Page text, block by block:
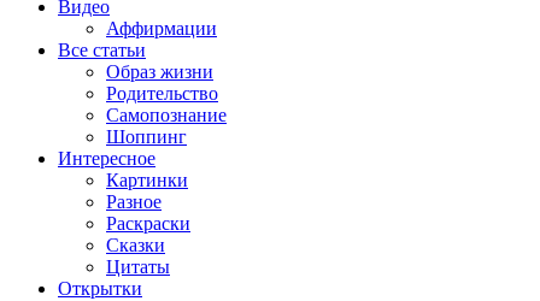
Видео
Аффирмации
Все статьи
Образ жизни
Родительство
Самопознание
Шоппинг
Интересное
Картинки
Разное
Раскраски
Сказки
Цитаты
Открытки